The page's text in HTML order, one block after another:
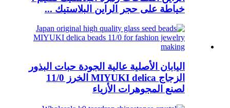
خياطة على حجر الراين البلاستيك ...
اليابان الأصلية عالية الجودة حبات البذور
الزجاج MIYUKI delica الخرز 11/0
لصنع المجوهرات الأزياء